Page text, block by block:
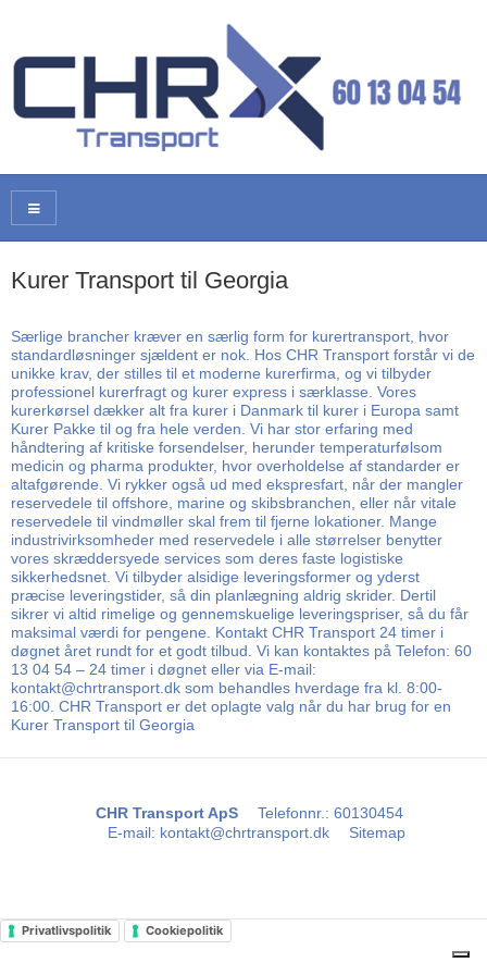
Kurer Transport til Georgia
Særlige brancher kræver en særlig form for kurertransport, hvor
standardløsninger sjældent er nok. Hos CHR Transport forstår vi de
unikke krav, der stilles til et moderne kurerfirma, og vi tilbyder
professionel kurerfragt og kurer express i særklasse. Vores
kurerkørsel dækker alt fra kurer i Danmark til kurer i Europa samt
Kurer Pakke til og fra hele verden. Vi har stor erfaring med
håndtering af kritiske forsendelser, herunder temperaturfølsom
medicin og pharma produkter, hvor overholdelse af standarder er
altafgørende. Vi rykker også ud med ekspresfart, når der mangler
reservedele til offshore, marine og skibsbranchen, eller når vitale
reservedele til vindmøller skal frem til fjerne lokationer. Mange
industrivirksomheder med reservedele i alle størrelser benytter
vores skræddersyede services som deres faste logistiske
sikkerhedsnet. Vi tilbyder alsidige leveringsformer og yderst
præcise leveringstider, så din planlægning aldrig skrider. Dertil
sikrer vi altid rimelige og gennemskuelige leveringspriser, så du får
maksimal værdi for pengene. Kontakt CHR Transport 24 timer i
døgnet året rundt for et godt tilbud. Vi kan kontaktes på Telefon: 60
13 04 54 – 24 timer i døgnet eller via E-mail:
kontakt@chrtransport.dk som behandles hverdage fra kl. 8:00-
16:00. CHR Transport er det oplagte valg når du har brug for en
Kurer Transport til Georgia
CHR Transport ApS Telefonnr.: 60130454
E-mail: kontakt@chrtransport.dk Sitemap
Privatlivspolitik Cookiepolitik